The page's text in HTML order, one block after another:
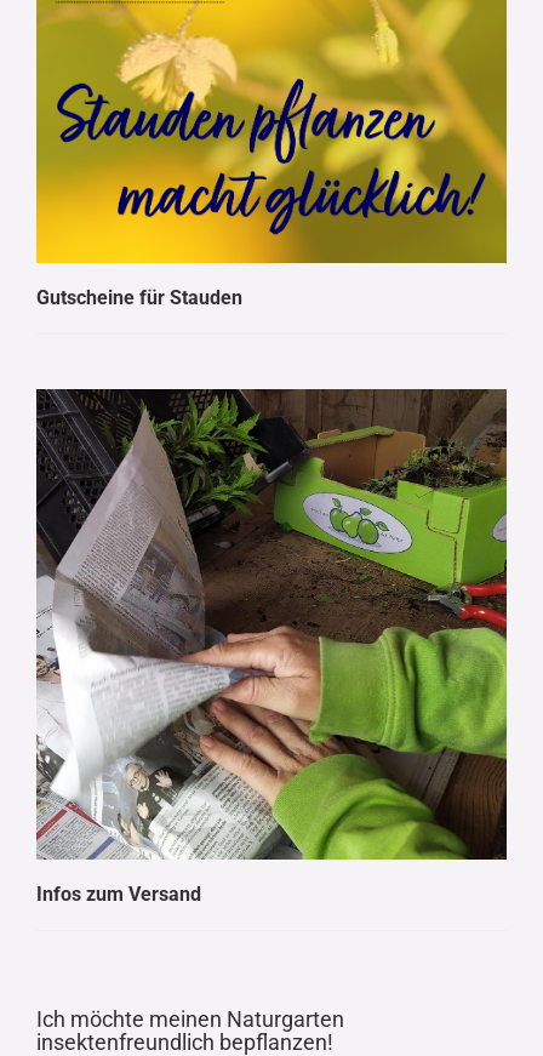
Gutscheine für Stauden
Infos zum Versand
Ich möchte meinen Naturgarten
insektenfreundlich bepflanzen!